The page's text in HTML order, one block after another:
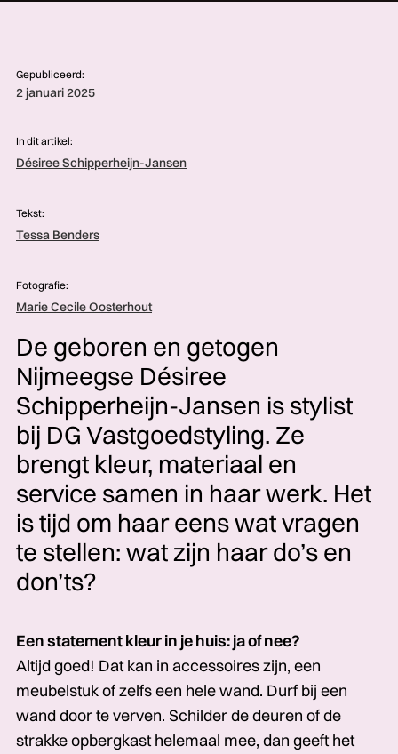
Gepubliceerd:
2 januari 2025
In dit artikel:
Désiree Schipperheijn-Jansen
Tekst:
Tessa Benders
Fotografie:
Marie Cecile Oosterhout
De geboren en getogen
Nijmeegse Désiree
Schipperheijn-Jansen is stylist
bij DG Vastgoedstyling. Ze
brengt kleur, materiaal en
service samen in haar werk. Het
is tijd om haar eens wat vragen
te stellen: wat zijn haar do’s en
don’ts?
Een statement kleur in je huis: ja of nee?
Altijd goed! Dat kan in accessoires zijn, een
meubelstuk of zelfs een hele wand. Durf bij een
wand door te verven. Schilder de deuren of de
strakke opbergkast helemaal mee, dan geeft het